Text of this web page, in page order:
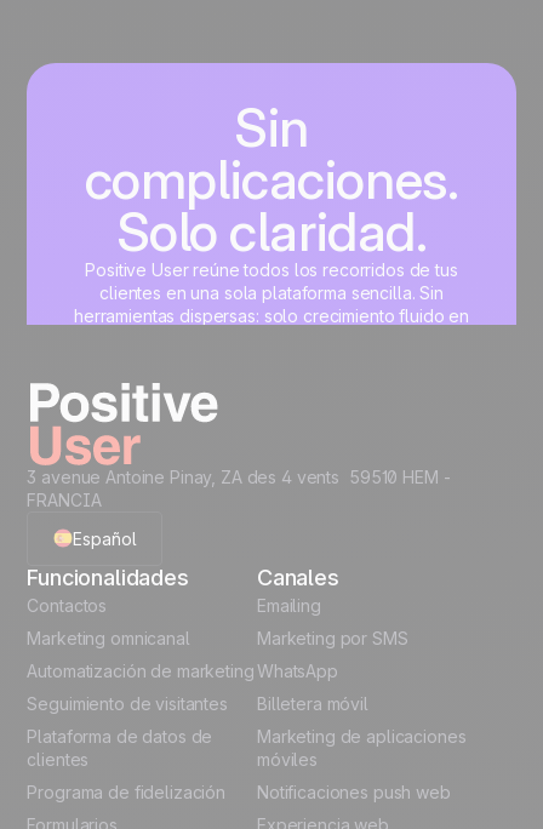
Sin
complicaciones.
Solo claridad.
Positive User reúne todos los recorridos de tus
clientes en una sola plataforma sencilla. Sin
herramientas dispersas: solo crecimiento fluido en
3 avenue Antoine Pinay, ZA des 4 vents 59510 HEM -
FRANCIA
Español
English
French
Polish
German
Funcionalidades
Contactos
Marketing omnicanal
Automatización de marketing
Seguimiento de visitantes
Plataforma de datos de
clientes
Programa de fidelización
Formularios
Canales
Emailing
Marketing por SMS
WhatsApp
Billetera móvil
Marketing de aplicaciones
móviles
Notificaciones push web
Experiencia web